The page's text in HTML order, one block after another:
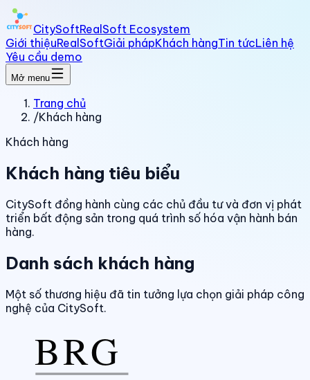
CitySoftRealSoft Ecosystem
Giới thiệuRealSoftGiải phápKhách hàngTin tứcLiên hệ
Yêu cầu demo
Mở menu
Trang chủ
/Khách hàng
Khách hàng
Khách hàng tiêu biểu
CitySoft đồng hành cùng các chủ đầu tư và đơn vị phát
triển bất động sản trong quá trình số hóa vận hành bán
hàng.
Danh sách khách hàng
Một số thương hiệu đã tin tưởng lựa chọn giải pháp công
nghệ của CitySoft.